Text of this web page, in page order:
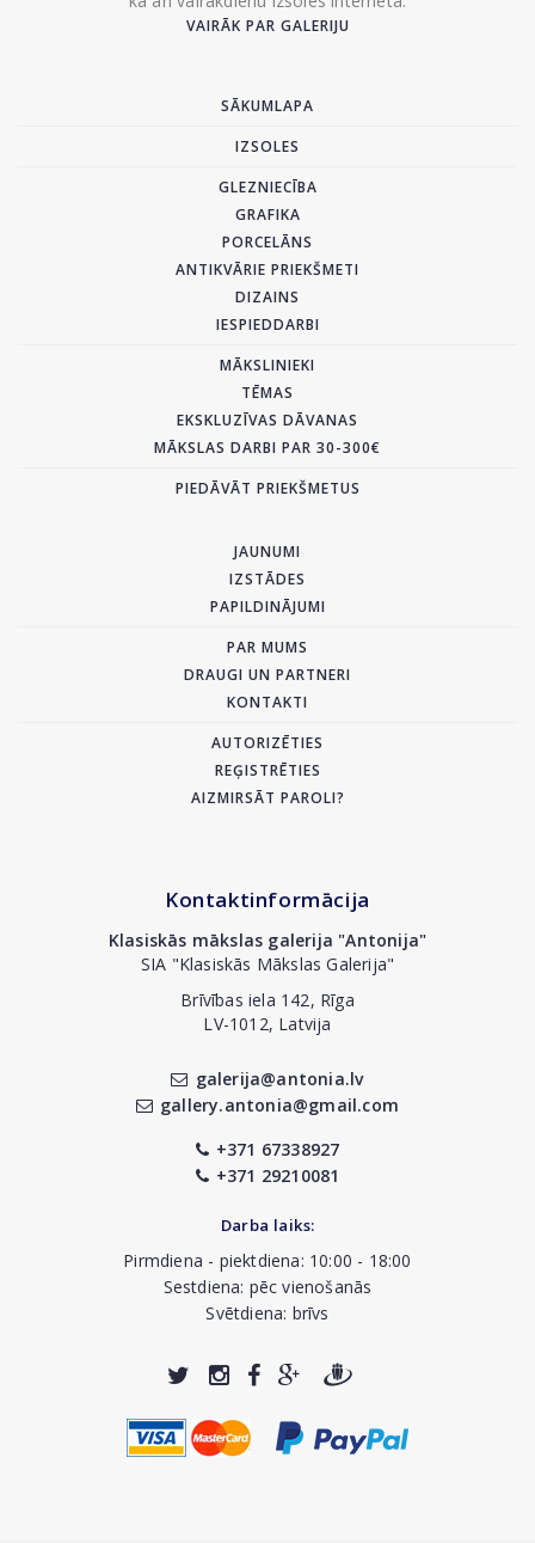
VAIRĀK PAR GALERIJU
SĀKUMLAPA
IZSOLES
GLEZNIECĪBA
GRAFIKA
PORCELĀNS
ANTIKVĀRIE PRIEKŠMETI
DIZAINS
IESPIEDDARBI
MĀKSLINIEKI
TĒMAS
EKSKLUZĪVAS DĀVANAS
MĀKSLAS DARBI PAR 30-300€
PIEDĀVĀT PRIEKŠMETUS
JAUNUMI
IZSTĀDES
PAPILDINĀJUMI
PAR MUMS
DRAUGI UN PARTNERI
KONTAKTI
AUTORIZĒTIES
REĢISTRĒTIES
AIZMIRSĀT PAROLI?
Kontaktinformācija
Klasiskās mākslas galerija "Antonija"
SIA "Klasiskās Mākslas Galerija"
Brīvības iela 142, Rīga
LV-1012, Latvija
galerija@antonia.lv
gallery.antonia@gmail.com
+371 67338927
+371 29210081
Darba laiks:
Pirmdiena - piektdiena: 10:00 - 18:00
Sestdiena: pēc vienošanās
Svētdiena: brīvs